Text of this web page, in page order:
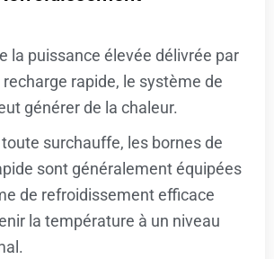
la puissance élevée délivrée par
recharge rapide, le système de
générer de la chaleur.
surchauffe, les bornes de
sont généralement équipées
de refroidissement efficace
la température à un niveau